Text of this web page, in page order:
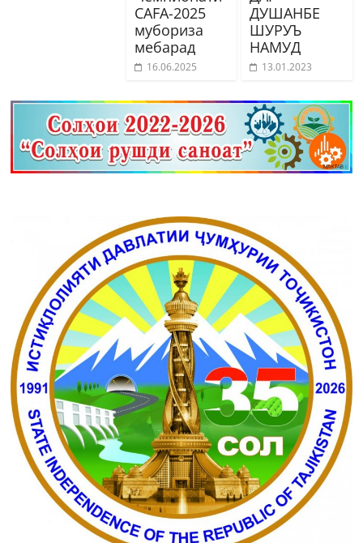
CAFA-2025
мубориза
мебарад
16.06.2025
ДУШАНБЕ
ШУРУЪ
НАМУД
13.01.2023